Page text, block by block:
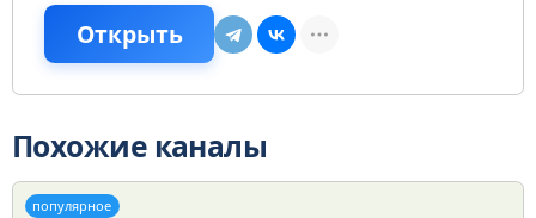
Открыть
Похожие каналы
популярное